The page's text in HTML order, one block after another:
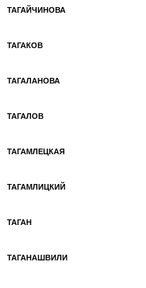
ТАГАЙЧИНОВА
ТАГАКОВ
ТАГАЛАНОВА
ТАГАЛОВ
ТАГАМЛЕЦКАЯ
ТАГАМЛИЦКИЙ
ТАГАН
ТАГАНАШВИЛИ